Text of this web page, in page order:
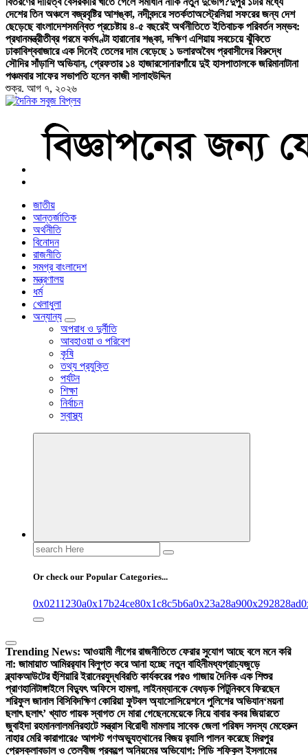
দেশের তিন অঞ্চলে বজ্রবৃষ্টির আশঙ্কা, নদীবন্দরে সতর্কতাঅস্ট্রেলিয়া সফরের জন্য দেশ
ছেড়েছে বাংলাদেশসমন্বিত প্রচেষ্টায় ৪-৫ বছরেই অর্থনীতিতে ইতিবাচক পরিবর্তন সম্ভব:
প্রধানমন্ত্রীতীব্র গরমে কর্মঘণ্টা হারানোর শঙ্কা, দক্ষিণ এশিয়ায় সবচেয়ে ঝুঁকিতে
ঢাকাবিশ্ববাজারে এক দিনেই তেলের দাম বেড়েছে ১ ডলারঅবৈধ প্রবাসীদের বিরুদ্ধে
সৌদির সাঁড়াশি অভিযান, গ্রেফতার ১৪ হাজারসোনারগাঁয়ে দুই হাসপাতালকে জরিমানাটানা
পঞ্চমবার সাফের সভাপতি হলেন কাজী সালাহউদ্দিন
শুক্র. আগ ৭, ২০২৬
বাংলা নিউজ পেপার
জাতীয়
আন্তর্জাতিক
অর্থনীতি
বিনোদন
রাজনীতি
সমগ্র বাংলাদেশ
মন্ত্রণালয়
ধর্ম
খেলাধুলা
অন্যান্য
অপরাধ ও দুর্নীতি
আবহাওয়া ও পরিবেশ
কৃষি
তথ্য প্রযুক্তি
পর্যটন
শিক্ষা
নির্বাচন
স্বাস্থ্য
Search
for:
Or check our Popular Categories...
0x0211230a0x17b24ce80x1c8c5b6a0x23a28a900x292828ad
Trending News: আওয়ামী লীগের রাজনীতিতে ফেরার সুযোগ আছে বলে মনে করি
না: জামায়াত আমিরর‍্যাব বিলুপ্ত করে আনা হচ্ছে নতুন বাহিনীমধ্যপ্রাচ্যজুড়ে
ব্ল্যাকআউটের হুঁশিয়ারি ইরানেরযুদ্ধবিরতি কার্যকরের পরও গাজায় দৈনিক এক শিশুর
প্রাণহানিটাঙ্গাইলে বিদ্যুৎ অফিসে হামলা, লাইনম্যানকে বেধড়ক পিটুনিকবে ফিরছেন
শরিফুল জানাল বিসিবিদক্ষিণ কোরিয়া ফুটবল অ্যাসোসিয়েশনে পুলিশের অভিযান‘ময়না
ছলাৎ ছলাৎ’ খ্যাত গায়ক স্বাগত দে মারা গেছেনমেয়েকে নিয়ে বাবার কবর জিয়ারতে
জুবাইদা রহমানলালমনিরহাটে সন্ত্রাস বিরোধী মামলায় সাবেক জেলা পরিষদ সদস্য মেহেরুন
নাহার মেরি কারাগারে৫ আগস্ট গণঅভ্যুত্থানের বিজয় র‍্যালি পালন করেছে মিরপুর
প্রেসক্লাবডাল ও তেলবীজ প্রকল্পে অনিয়মের অভিযোগ: পিডি শফিকুল ইসলামের